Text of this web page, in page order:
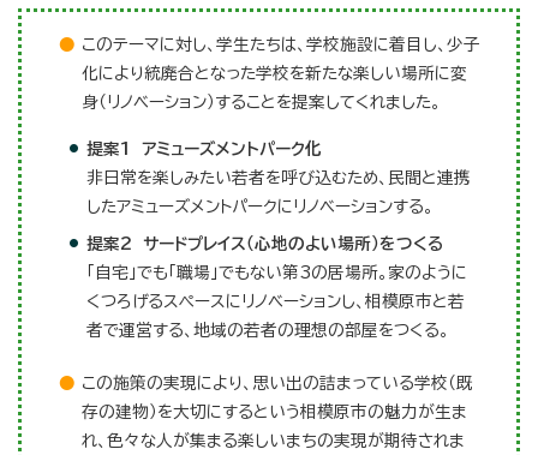
このテーマに対し、学生たちは、学校施設に着目し、少子
化により統廃合となった学校を新たな楽しい場所に変
身（リノベーション）することを提案してくれました。
提案1
アミューズメントパーク化
非日常を楽しみたい若者を呼び込むため、民間と連携
したアミューズメントパークにリノベーションする。
提案2
サードプレイス（心地のよい場所）をつくる
「自宅」でも「職場」でもない第3の居場所。家のように
くつろげるスペースにリノベーションし、相模原市と若
者で運営する、地域の若者の理想の部屋をつくる。
この施策の実現により、思い出の詰まっている学校（既
存の建物）を大切にするという相模原市の魅力が生ま
れ、色々な人が集まる楽しいまちの実現が期待されま